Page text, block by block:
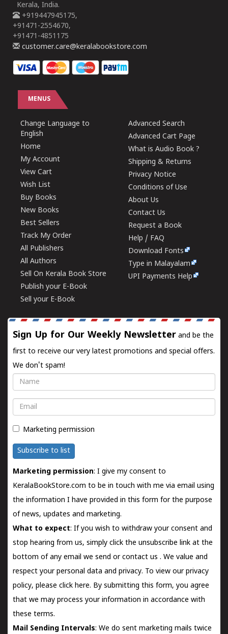
Kerala, India.
+919447945175,
+91471-2554670,
+91471-4851175
customer.care@keralabookstore.com
MENUS
Change Language to
English
Home
My Account
View Cart
Wish List
Buy Books
New Books
Best Sellers
Track My Order
All Publishers
All Authors
Sell On Kerala Book Store
Publish your E-Book
Sell your E-Book
Advanced Search
Advanced Cart Page
What is Audio Book ?
Shipping & Returns
Privacy Notice
Conditions of Use
About Us
Contact Us
Request a Book
Help / FAQ
Download Fonts
Type in Malayalam
UPI Payments Help
Sign Up for Our Weekly Newsletter and be the
first to receive our very latest promotions and special offers.
We don't spam!
Name
Email
Marketing permission
Subscribe to list
Marketing permission: I give my consent to
KeralaBookStore.com to be in touch with me via email using
the information I have provided in this form for the purpose
of news, updates and marketing.
What to expect: If you wish to withdraw your consent and
stop hearing from us, simply click the unsubscribe link at the
bottom of any email we send orcontact us . We value and
respect your personal data and privacy. To view our privacy
policy, please click here. By submitting this form, you agree
that we may process your information in accordance with
these terms.
Mail Sending Intervals: We do sent marketing mails twice